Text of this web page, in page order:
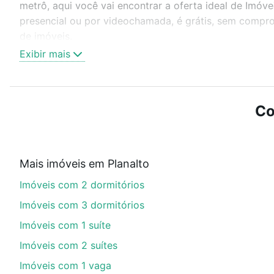
metrô, aqui você vai encontrar a oferta ideal de
presencial ou por videochamada, é grátis, sem
Como escolher um imóvel?
Use barra de busca no topo para pesquisar por
ou sem vaga de garagem para combinar
Imóveis à venda em rua joao jose conte - Planalto,
Aqui na Loft temos a oferta ideal para você, com
opções de financiamento imobiliário as parcelas
veja em nosso portal quanto custa comprar um
Exibir mais
Mais imóveis em Planalto
Imóveis com 2 dormitórios
Imóveis com 3 dormitórios
Imóveis com 1 suíte
Imóveis com 2 suítes
Imóveis com 1 vaga